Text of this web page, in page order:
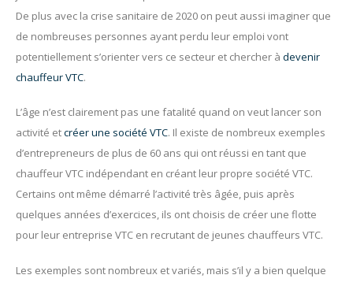
De plus avec la crise sanitaire de 2020 on peut aussi imaginer que
de nombreuses personnes ayant perdu leur emploi vont
potentiellement s’orienter vers ce secteur et chercher à devenir
chauffeur VTC.
L’âge n’est clairement pas une fatalité quand on veut lancer son
activité etcréer une société VTC. Il existe de nombreux exemples
d’entrepreneurs de plus de 60 ans qui ont réussi en tant que
chauffeur VTC indépendant en créant leur propre société VTC.
Certains ont même démarré l’activité très âgée, puis après
quelques années d’exercices, ils ont choisis de créer une flotte
pour leur entreprise VTC en recrutant de jeunes chauffeurs VTC.
Les exemples sont nombreux et variés, mais s’il y a bien quelque